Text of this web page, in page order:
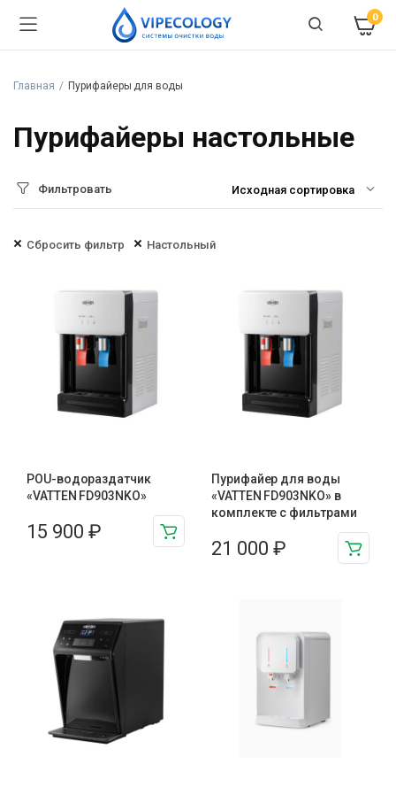
0
Главная Пурифайеры для воды
Пурифайеры настольные
Фильтровать
Сбросить фильтр Настольный
POU-водораздатчик
«VATTEN FD903NKO»
15 900 ₽
Пурифайер для воды
«VATTEN FD903NKO» в
комплекте с фильтрами
21 000 ₽